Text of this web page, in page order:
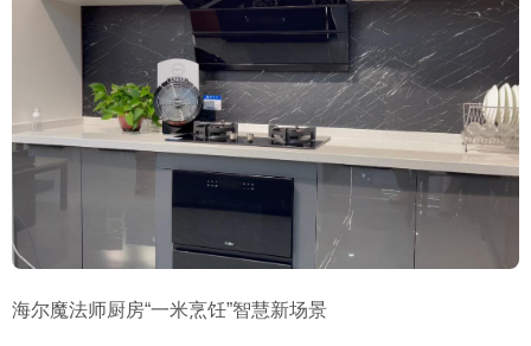
海尔魔法师厨房“一米烹饪”智慧新场景